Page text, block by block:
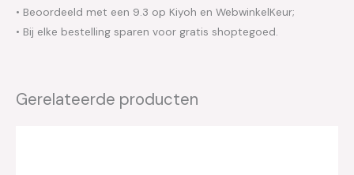
• Beoordeeld met een 9.3 op Kiyoh en WebwinkelKeur;
• Bij elke bestelling sparen voor gratis shoptegoed.
Gerelateerde producten